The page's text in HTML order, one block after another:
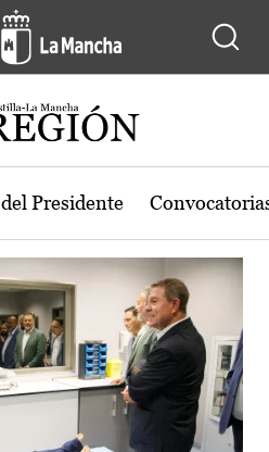
de Castilla-
Presidente